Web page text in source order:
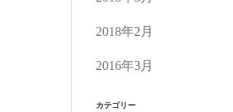
2018年2月
2016年3月
カテゴリー